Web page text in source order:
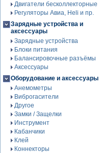
Двигатели бесколлекторные
Регуляторы Авиа, Heli и пр.
Зарядные устройства и
аксессуары
Зарядные устройства
Блоки питания
Балансировочные разъёмы
Аксессуары
Оборудование и аксессуары
Анемометры
Виброгасители
Другое
Замки / Защелки
Инструмент
Кабанчики
Клей
Коннекторы